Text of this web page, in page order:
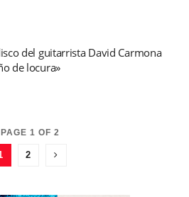
del guitarrista David Carmona
de locura»
PAGE 1 OF 2
2